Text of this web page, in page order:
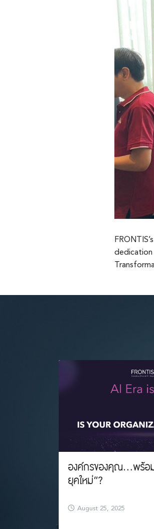
dedication
องค์กรของคุณ…พร้อม
ยุคใหม่”?
August 25, 2025